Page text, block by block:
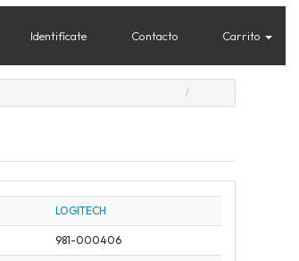
Identifícate Contacto Carrito
LOGITECH
981-000406